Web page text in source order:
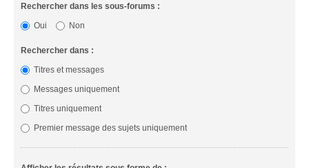
Rechercher dans les sous-forums :
Oui
Non
Rechercher dans :
Titres et messages
Messages uniquement
Titres uniquement
Premier message des sujets uniquement